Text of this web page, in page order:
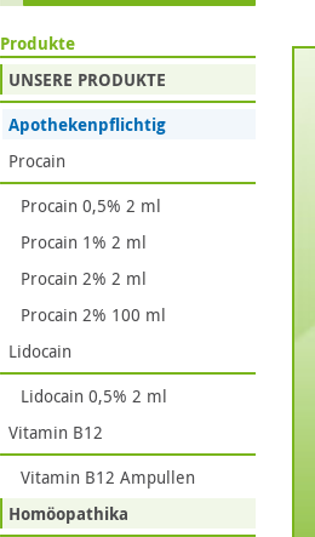
Produkte
UNSERE PRODUKTE
Apothekenpflichtig
Procain
Procain 0,5% 2 ml
Procain 1% 2 ml
Procain 2% 2 ml
Procain 2% 100 ml
Lidocain
Lidocain 0,5% 2 ml
Vitamin B12
Vitamin B12 Ampullen
Homöopathika